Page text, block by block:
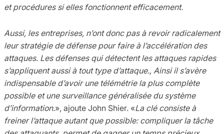
et procédures si elles fonctionnent efficacement.
Aussi, les entreprises, n’ont donc pas à revoir radicalement
leur stratégie de défense pour faire à l’accélération des
attaques. Les défenses qui détectent les attaques rapides
s’appliquent aussi à tout type d’attaque., Ainsi il s’avère
indispensable d’avoir une télémétrie la plus complète
possible et une surveillance généralisée du système
d’information.», ajoute John Shier. «La clé consiste à
freiner l’attaque autant que possible: compliquer la tâche